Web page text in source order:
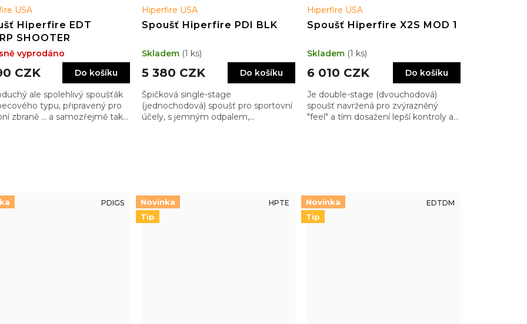
USA
Hiperfire EDT
SHOOTER
CZK Do košíku
ale spolehlivý spoušťák
typu, připravený pro
zbraně … a samozřejmě taky
vyprodáno
Hiperfire USA
Spoušť Hiperfire PDI BLK
5 380 CZK Do košíku
Špičková single-stage
(jednochodová) spoušť pro sportovní
účely, s jemným odpalem,
Skladem (1 ks)
Hiperfire USA
Spoušť Hiperfire X2S MOD 1
6 010 CZK Do košíku
Je double-stage (dvouchodová)
spoušť navržená pro zvýrazněný
"feel" a tím dosažení lepší kontroly a
Skladem (1 ks)
PDIGS
Novinka
Tip
HPTE
Novinka
Tip
EDTDM